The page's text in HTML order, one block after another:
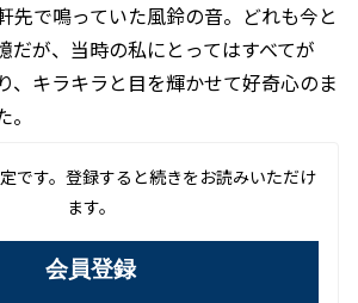
先で鳴っていた風鈴の音。どれも今と
だが、当時の私にとってはすべてが
、キラキラと目を輝かせて好奇心のま
です。登録すると続きをお読みいただけ
ます。
会員登録